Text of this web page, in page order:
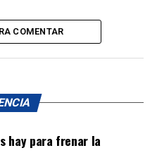
COMENTAR
hay para frenar la